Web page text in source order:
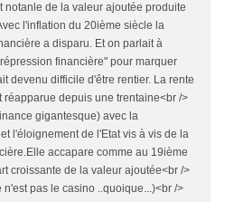
notanle de la valeur ajoutée produite
l'inflation du 20ième siècle la
a disparu. Et on parlait à
financière" pour marquer
devenu difficile d'être rentier. La rente
réapparue depuis une trentaine<br />
gigantesque) avec la
l'éloignement de l'Etat vis à vis de la
accapare comme au 19ième
croissante de la valeur ajoutée<br />
n'est pas le casino ..quoique...)<br />